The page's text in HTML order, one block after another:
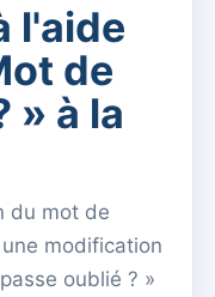
l'aide
de
» à la
du mot de
modification
oublié ? »